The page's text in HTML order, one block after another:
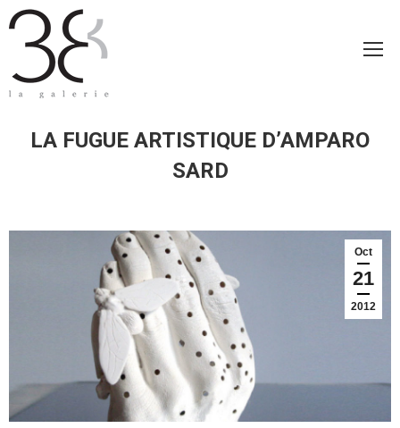
LA FUGUE ARTISTIQUE D’AMPARO
SARD
Oct
21
2012